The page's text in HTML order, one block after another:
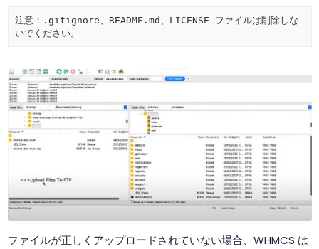
注意：.gitignore、README.md、LICENSE ファイルは削除しな
ファイルが正しくアップロードされていない場合、WHMCS は